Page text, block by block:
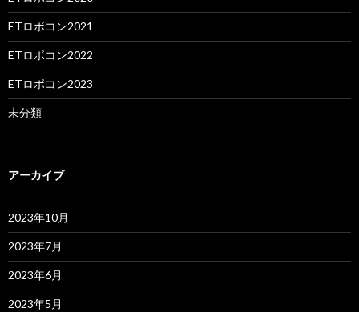
ETロボコン2021
ETロボコン2022
ETロボコン2023
未分類
アーカイブ
2023年10月
2023年7月
2023年6月
2023年5月